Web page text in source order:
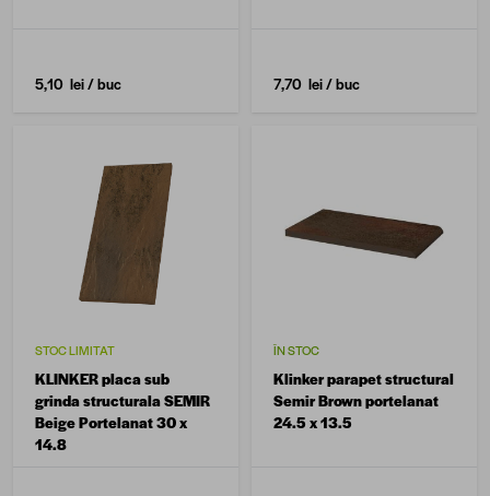
5,10 lei/ buc 7,70 lei/ buc
STOC LIMITAT
KLINKER placa sub
grinda structurala SEMIR
Beige Portelanat 30 x
14.8
ÎN STOC
Klinker parapet structural
Semir Brown portelanat
24.5 x 13.5